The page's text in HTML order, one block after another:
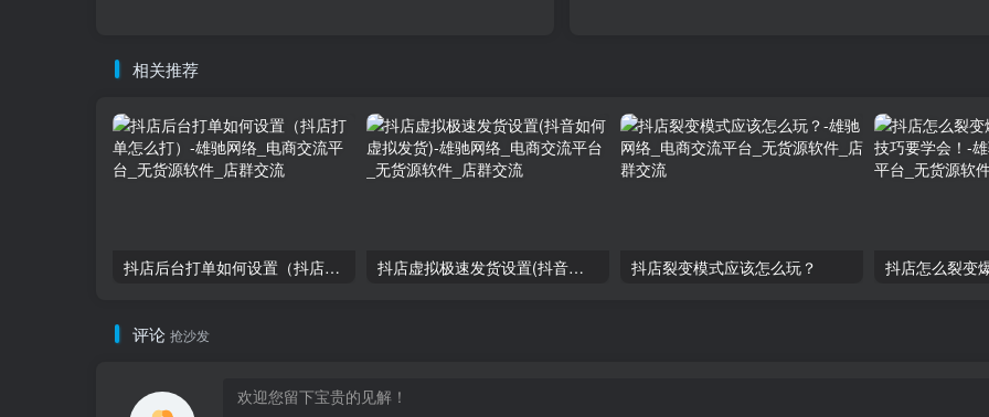
相关推荐
抖店后台打单如何设置（抖店打单怎么打） 抖店虚拟极速发货设置(抖音如何虚拟发货) 抖店裂变模式应该怎么玩？
评论 抢沙发